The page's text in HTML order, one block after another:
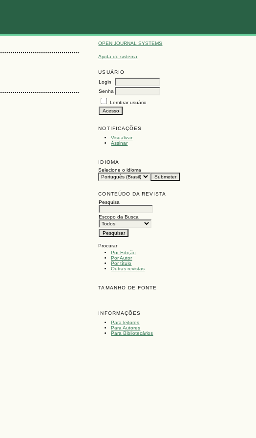
OPEN JOURNAL SYSTEMS
Ajuda do sistema
USUÁRIO
Login
Senha
Lembrar usuário
NOTIFICAÇÕES
Visualizar
Assinar
IDIOMA
Selecione o idioma
CONTEÚDO DA REVISTA
Pesquisa
Escopo da Busca
Procurar
Por Edição
Por Autor
Por título
Outras revistas
TAMANHO DE FONTE
INFORMAÇÕES
Para leitores
Para Autores
Para Bibliotecários